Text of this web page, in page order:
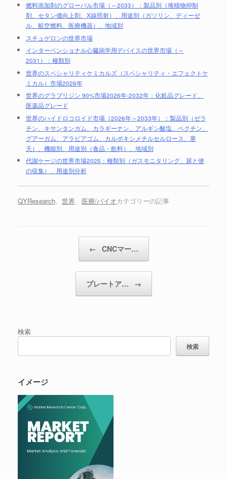
燃料添加剤のグローバル市場（～2033）：製品別（堆積物抑制
剤、セタン価向上剤、X線照射）、用途別（ガソリン、ディーゼ
ル、航空燃料、医療機器）、地域別
スチュゲロンの世界市場
インターベンショナル心臓病学用デバイスの世界市場（～
2031）：種類別
世界のスペシャリティケミカルズ（スペシャリティ・エフェクトケ
ミカル）市場2026年
世界のグラブリジン 90%市場2026年-2032年：化粧品グレード、
医薬品グレード
世界のハイドロコロイド市場（2026年～2033年）：製品別（ゼラ
チン、キサンタンガム、カラギーナン、アルギン酸塩、ペクチン、
グアーガム、アラビアゴム、カルボキシメチルセルロース、寒
天）、機能別、用途別（食品・飲料）、地域別
代謝ケージの世界市場2025：種類別（ガスモニタリング、尿と便
の収集）、用途別分析
QYResearch、 世界、 医療/バイオカテゴリーの記事
← CNCマー…
プレートア… →
検索
検索
イメージ